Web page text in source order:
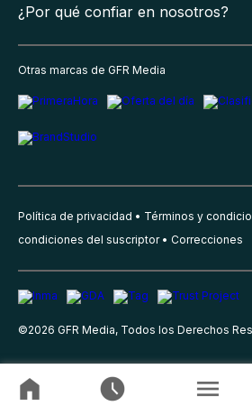
¿Por qué confiar en nosotros?
Otras marcas de GFR Media
Política de privacidad Términos y
condiciones del suscriptor
Correcciones
©2026 GFR Media, Todos los Derechos